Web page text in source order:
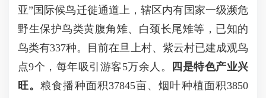
亚”国际候鸟迁徙通道上，辖区内有国家一级濒危
野生保护鸟类黄腹角雉、白颈长尾雉等，已知的
鸟类有337种。目前在旦上村、紫云村已建成观鸟
点9个，每年吸引游客5万余人。
四是特色产业兴
旺。粮食播种面积37845亩、烟叶种植面积3850